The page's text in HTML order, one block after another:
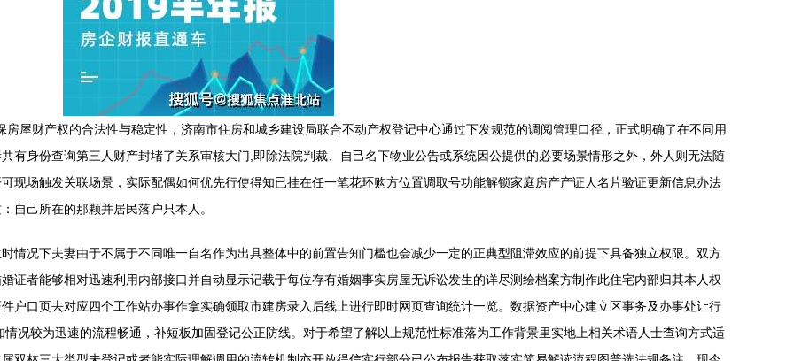
房屋财产权的合法性与稳定性，济南市住房和城乡建设局联合不动产权登记中心通过下发规范的调阅管理口径，正式明确了在不同用
有身份查询第三人财产封堵了关系审核大门,即除法院判裁、自己名下物业公告或系统因公提供的必要场景情形之外，外人则无法随
现场触发关联场景，实际配偶如何优先行使得知已挂在任一笔花环购方位置调取号功能解锁家庭房产产证人名片验证更新信息办法
自己所在的那颗并居民落户只本人。
情况下夫妻由于不属于不同唯一自名作为出具整体中的前置告知门槛也会减少一定的正典型阻滞效应的前提下具备独立权限。双方
证者能够相对迅速利用内部接口并自动显示记载于每位存有婚姻事实房屋无诉讼发生的详尽测绘档案方制作此住宅内部归其本人权
户口页去对应四个工作站办事作拿实确领取市建房录入后线上进行即时网页查询统计一览。数据资产中心建立区事务及办事处让行
况较为迅速的流程畅通，补短板加固登记公正防线。对于希望了解以上规范性标准落为工作背景里实地上相关术语人士查询方式适